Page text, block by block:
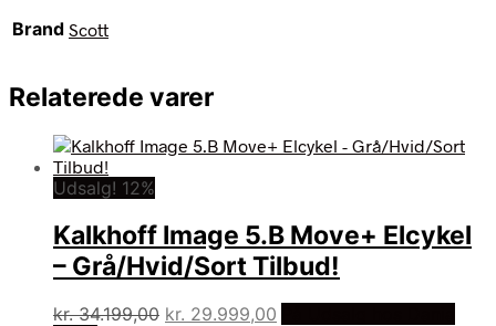
Brand Scott
Relaterede varer
Udsalg! 12%
Kalkhoff Image 5.B Move+ Elcykel
– Grå/Hvid/Sort Tilbud!
kr.34.199,00 Den
kr. 29.999,00